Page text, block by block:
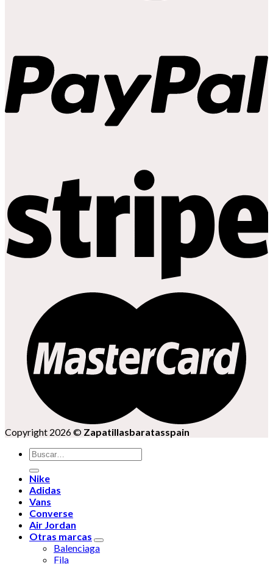
Copyright 2026 © Zapatillasbaratasspain
Buscar
por:
Nike
Adidas
Vans
Converse
Air Jordan
Otras marcas
Balenciaga
Fila